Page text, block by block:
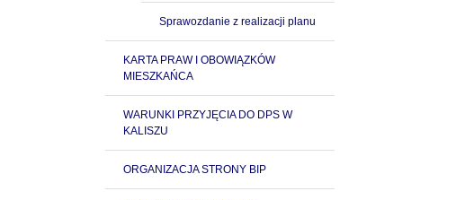
Sprawozdanie z realizacji planu
KARTA PRAW I OBOWIĄZKÓW
MIESZKAŃCA
WARUNKI PRZYJĘCIA DO DPS W
KALISZU
ORGANIZACJA STRONY BIP